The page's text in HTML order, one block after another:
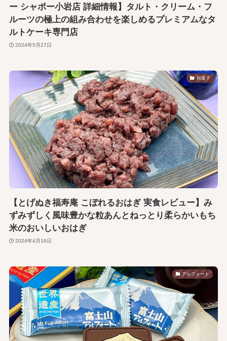
ー シャポー小岩店 詳細情報】タルト・クリーム・フ
ルーツの極上の組み合わせを楽しめるプレミアムなタ
ルトケーキ専門店
2024年5月27日
和菓子
【とげぬき福寿庵 こぼれるおはぎ 実食レビュー】み
ずみずしく風味豊かな粒あんとねっとり柔らかいもち
米のおいしいおはぎ
2024年4月16日
アルフォート